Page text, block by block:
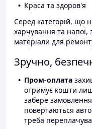
Краса та здоров'я
Серед категорій, що
харчування та напої,
матеріали для
Зручно,
Пром-оплата
отримує кошти
забере
повертаються
треба